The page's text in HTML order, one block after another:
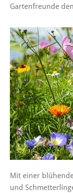
Gartenfreunde
Mit einer
und